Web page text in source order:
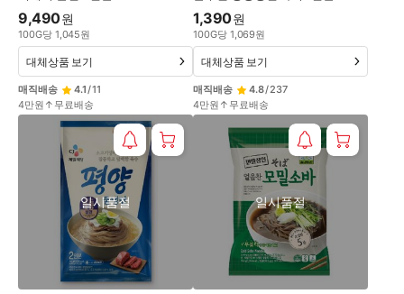
9,490원
100G당 1,045원
매직배송 4.1/11
4만원↑무료배송
대체상품 보기
1,390원
100G당 1,069원
매직배송 4.8/237
4만원↑무료배송
대체상품 보기
일시품절 일시품절